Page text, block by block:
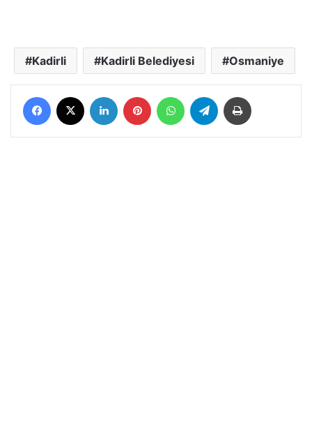
Kadirli Kadirli Belediyesi Osmaniye